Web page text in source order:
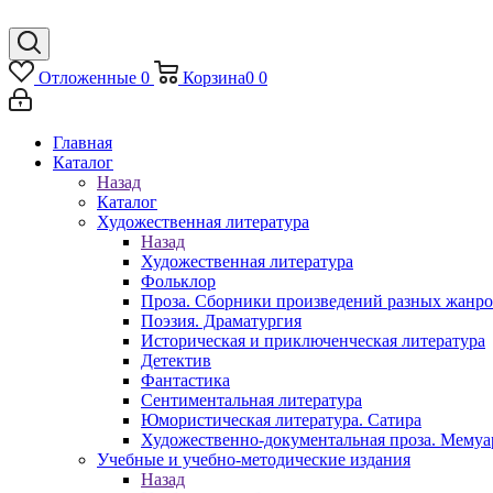
Отложенные 0 Корзина0 0
Главная
Каталог
Назад
Каталог
Художественная литература
Назад
Художественная литература
Фольклор
Проза. Сборники произведений разных
Поэзия. Драматургия
Историческая и приключенческая литература
Детектив
Фантастика
Сентиментальная литература
Юмористическая литература. Сатира
Художественно-документальная проза.
Учебные и учебно-методические издания
Назад